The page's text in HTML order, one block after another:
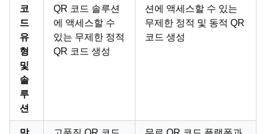
코
드
유
형
및
솔
루
션
QR 코드 솔루션
에 액세스할 수
있는 무제한 정적
QR 코드 생성
션에 액세스할 수 있는
무제한 정적 및 동적 QR
코드 생성